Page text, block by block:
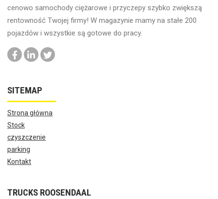
cenowo samochody ciężarowe i przyczepy szybko zwiększą
rentowność Twojej firmy! W magazynie mamy na stałe 200
pojazdów i wszystkie są gotowe do pracy.
SITEMAP
Strona główna
Stock
czyszczenie
parking
Kontakt
TRUCKS ROOSENDAAL